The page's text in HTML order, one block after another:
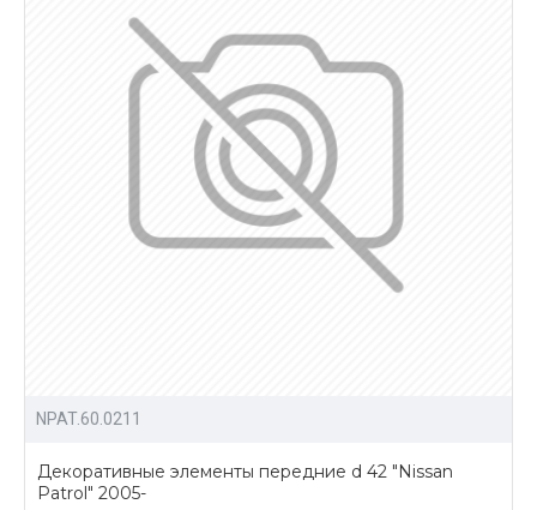
NPAT.60.0211
Декоративные элементы передние d 42 "Nissan
Patrol" 2005-